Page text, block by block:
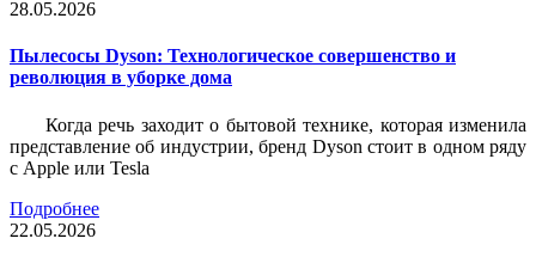
28.05.2026
Пылесосы Dyson: Технологическое совершенство и
революция в уборке дома
Когда речь заходит о бытовой технике, которая изменила
представление об индустрии, бренд Dyson стоит в одном ряду
с Apple или Tesla
Подробнее
22.05.2026